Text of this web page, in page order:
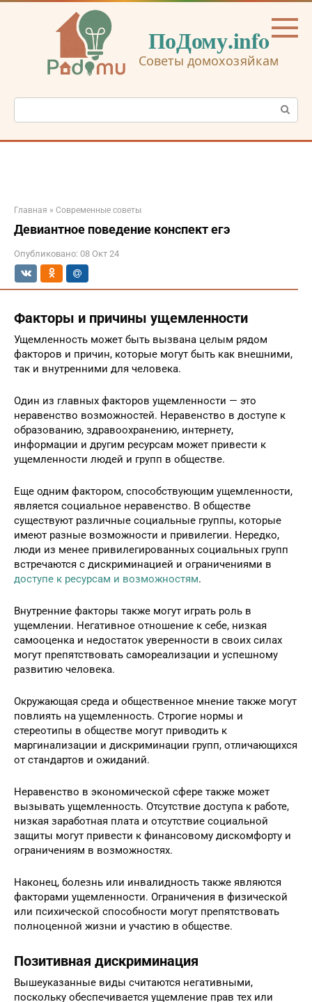
Перейти
ПоДому.info
Советы домохозяйкам
Поиск:
Главная » Современные советы
Девиантное поведение конспект егэ
Опубликовано: 08 Окт 24
Факторы и причины ущемленности
Ущемленность может быть вызвана целым рядом
факторов и причин, которые могут быть как внешними,
так и внутренними для человека.
Один из главных факторов ущемленности — это
неравенство возможностей. Неравенство в доступе к
образованию, здравоохранению, интернету,
информации и другим ресурсам может привести к
ущемленности людей и групп в обществе.
Еще одним фактором, способствующим ущемленности,
является социальное неравенство. В обществе
существуют различные социальные группы, которые
имеют разные возможности и привилегии. Нередко,
люди из менее привилегированных социальных групп
встречаются с дискриминацией и ограничениями в
доступе к ресурсам и возможностям.
Внутренние факторы также могут играть роль в
ущемлении. Негативное отношение к себе, низкая
самооценка и недостаток уверенности в своих силах
могут препятствовать самореализации и успешному
развитию человека.
Окружающая среда и общественное мнение также могут
повлиять на ущемленность. Строгие нормы и
стереотипы в обществе могут приводить к
маргинализации и дискриминации групп, отличающихся
от стандартов и ожиданий.
Неравенство в экономической сфере также может
вызывать ущемленность. Отсутствие доступа к работе,
низкая заработная плата и отсутствие социальной
защиты могут привести к финансовому дискомфорту и
ограничениям в возможностях.
Наконец, болезнь или инвалидность также являются
факторами ущемленности. Ограничения в физической
или психической способности могут препятствовать
полноценной жизни и участию в обществе.
Позитивная дискриминация
Вышеуказанные виды считаются негативными,
поскольку обеспечивается ущемление прав тех или